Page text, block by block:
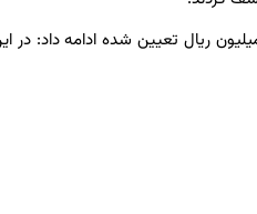
انتظامی استان ایلام با بیان اینکه ارزش محموله کشف شده توسط کارشناسان یک میلیارد و 275 میلیون ریال تعیین شده